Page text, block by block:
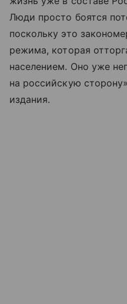
Люди просто боятся
поскольку это
режима, которая
населением. Оно уже
на российскую
издания.